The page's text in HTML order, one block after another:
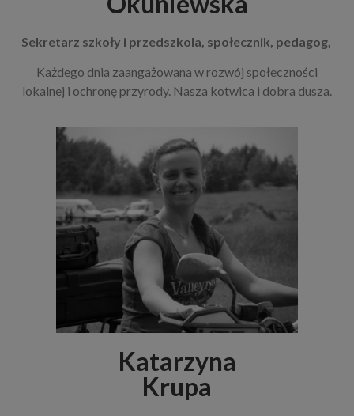
Sekretarz szkoły i przedszkola, społecznik, pedagog,
Każdego dnia zaangażowana w rozwój społeczności
lokalnej i ochronę przyrody. Nasza kotwica i dobra dusza.
Katarzyna
Krupa